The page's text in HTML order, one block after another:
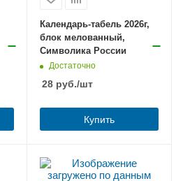
Календарь-табель 2026г,
блок мелованный,
Символика России
Достаточно
28руб./шт
Купить